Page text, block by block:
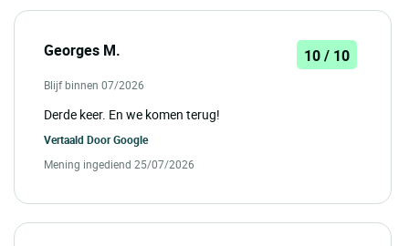
Georges M. 10 / 10
Blijf binnen 07/2026
Derde keer. En we komen terug!
Vertaald DoorGoogle
Mening ingediend 25/07/2026